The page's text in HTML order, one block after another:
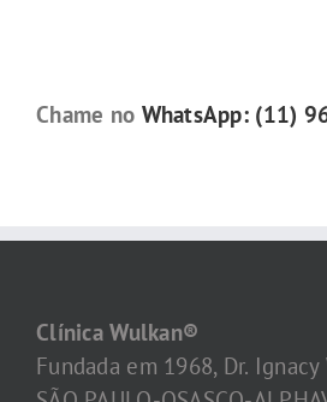
Chame no WhatsApp: (11)
Clínica Wulkan®
Fundada em 1968, Dr. Ignacy